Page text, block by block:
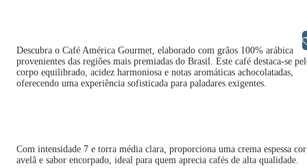
Descubra o Café América Gourmet, elaborado com grãos 100% arábica
provenientes das regiões mais premiadas do Brasil. Este café destaca-se
corpo equilibrado, acidez harmoniosa e notas aromáticas achocolatadas,
oferecendo uma experiência sofisticada para paladares exigentes.
Com intensidade 7 e torra média clara, proporciona uma crema espessa cor
avelã e sabor encorpado, ideal para quem aprecia cafés de alta qualidade.